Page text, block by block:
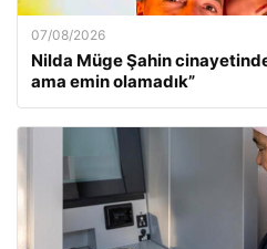
07/08/2026
Nilda Müge Şahin
ama emin olamadık”